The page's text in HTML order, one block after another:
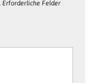
Erforderliche Felder